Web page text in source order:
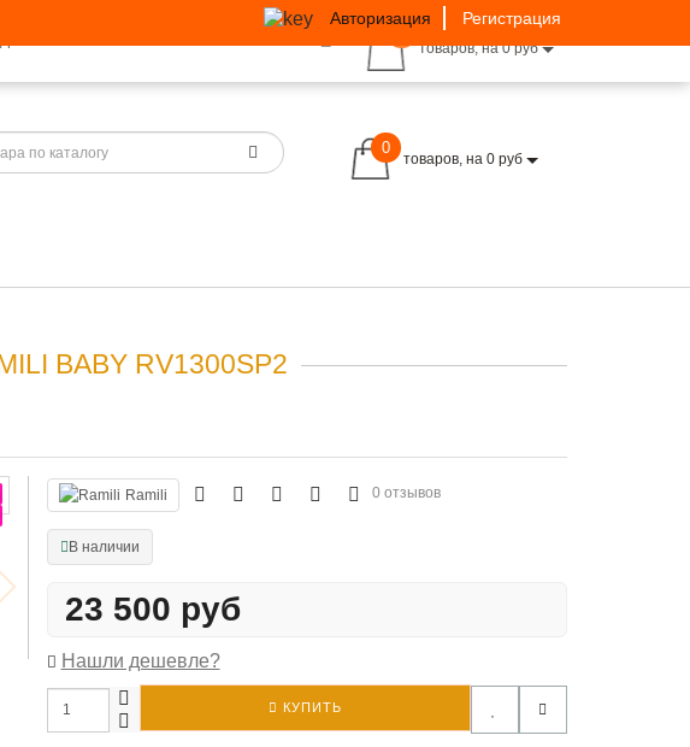
товаров, на 0 руб
Авторизация Регистрация
0
товаров, на 0 руб
BABY RV1300SP2
Ramili 0 отзывов
В наличии
23 500 руб
Нашли дешевле?
КУПИТЬ